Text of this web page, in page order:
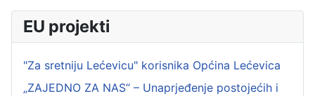
EU projekti
"Za sretniju Lećevicu" korisnika Općina Lećevica
„ZAJEDNO ZA NAS“ – Unaprjeđenje postojećih i